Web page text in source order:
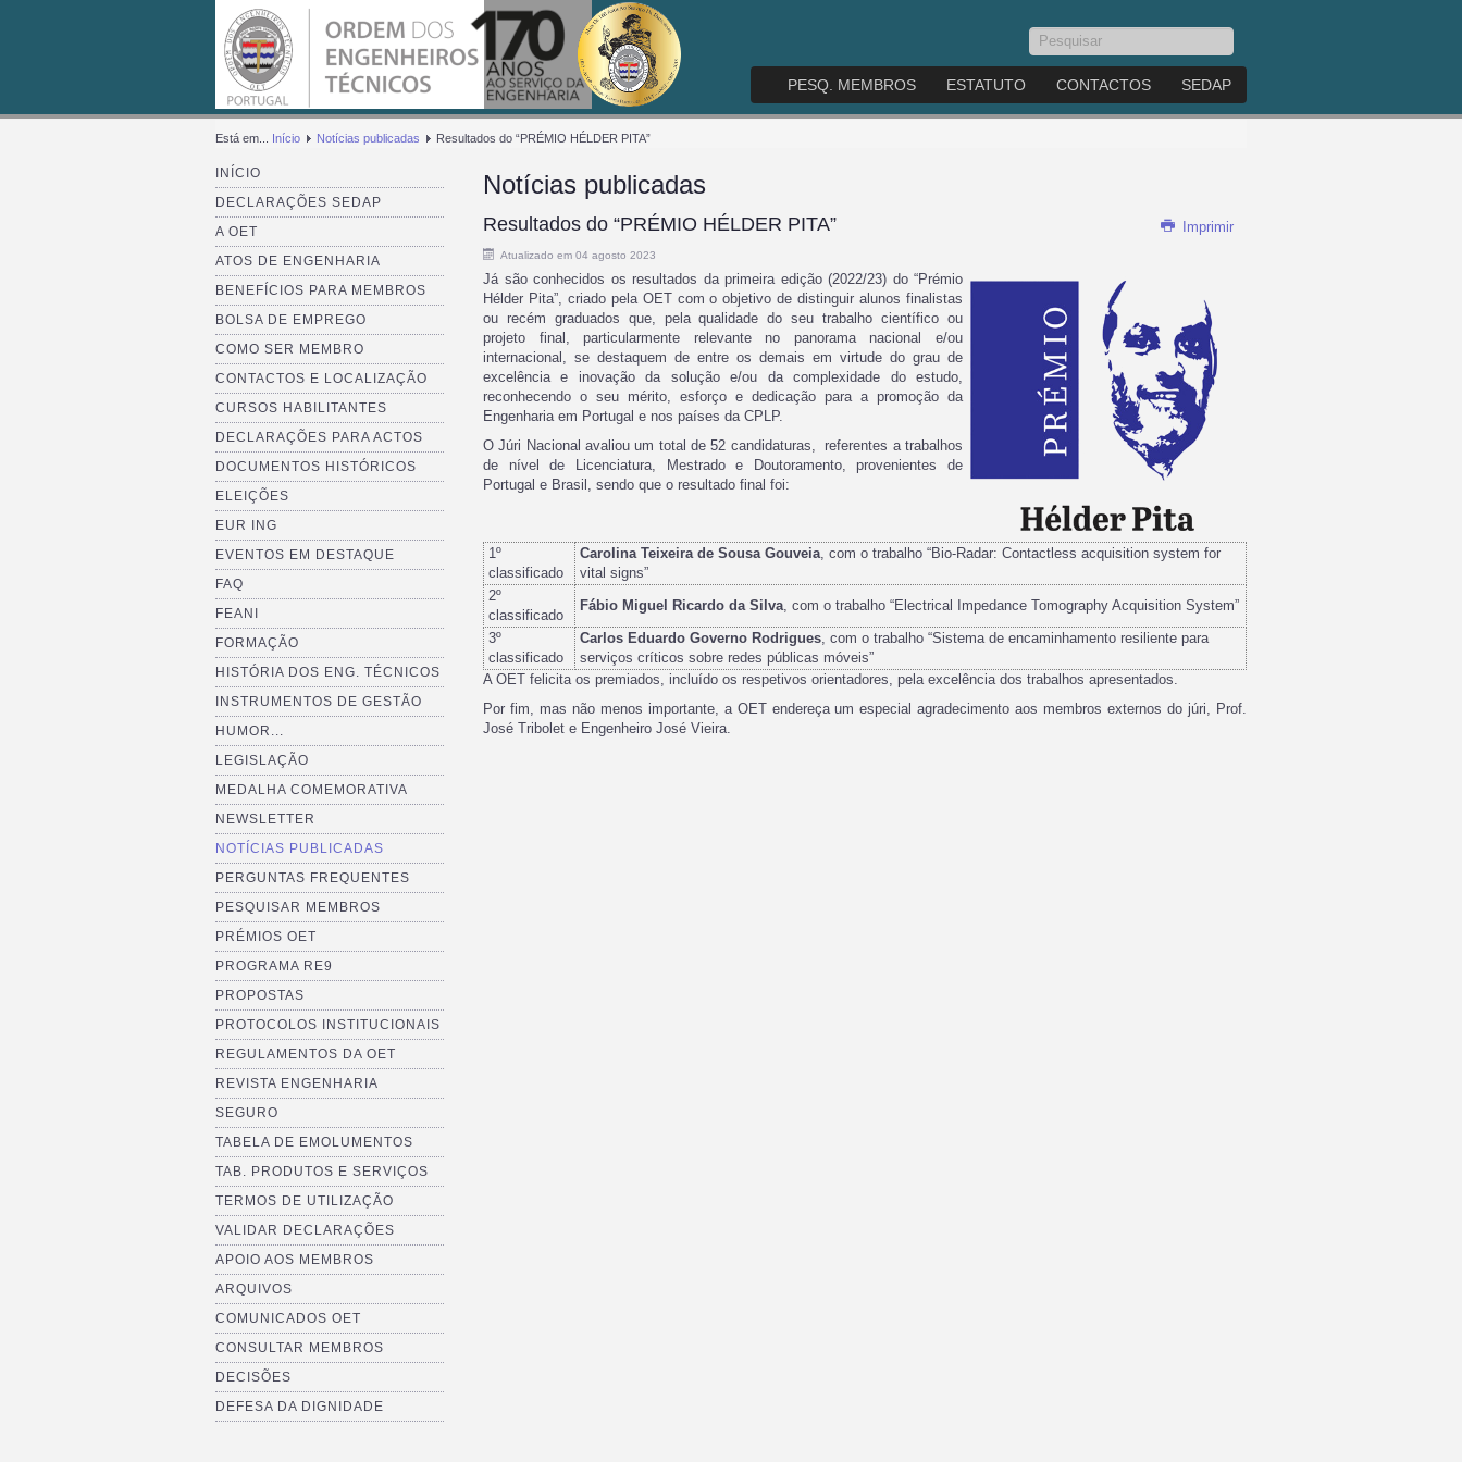
Pesquisar...
PESQ. MEMBROS ESTATUTO CONTACTOS SEDAP
Está em... Início Notícias publicadas Resultados do “PRÉMIO HÉLDER PITA”
INÍCIO
DECLARAÇÕES SEDAP
A OET
ATOS DE ENGENHARIA
BENEFÍCIOS PARA MEMBROS
BOLSA DE EMPREGO
COMO SER MEMBRO
CONTACTOS E LOCALIZAÇÃO
CURSOS HABILITANTES
DECLARAÇÕES PARA ACTOS
DOCUMENTOS HISTÓRICOS
ELEIÇÕES
EUR ING
EVENTOS EM DESTAQUE
FAQ
FEANI
FORMAÇÃO
HISTÓRIA DOS ENG. TÉCNICOS
INSTRUMENTOS DE GESTÃO
HUMOR...
LEGISLAÇÃO
MEDALHA COMEMORATIVA
NEWSLETTER
NOTÍCIAS PUBLICADAS
PERGUNTAS FREQUENTES
PESQUISAR MEMBROS
PRÉMIOS OET
PROGRAMA RE9
PROPOSTAS
PROTOCOLOS INSTITUCIONAIS
REGULAMENTOS DA OET
REVISTA ENGENHARIA
SEGURO
TABELA DE EMOLUMENTOS
TAB. PRODUTOS E SERVIÇOS
TERMOS DE UTILIZAÇÃO
VALIDAR DECLARAÇÕES
APOIO AOS MEMBROS
ARQUIVOS
COMUNICADOS OET
CONSULTAR MEMBROS
DECISÕES
DEFESA DA DIGNIDADE
Notícias publicadas
Imprimir
Resultados do “PRÉMIO HÉLDER PITA”
Atualizado em 04 agosto 2023
Já são conhecidos os resultados da primeira edição (2022/23) do “Prémio
Hélder Pita”, criado pela OET com o objetivo de distinguir alunos finalistas
ou recém graduados que, pela qualidade do seu trabalho científico ou
projeto final, particularmente relevante no panorama nacional e/ou
internacional, se destaquem de entre os demais em virtude do grau de
excelência e inovação da solução e/ou da complexidade do estudo,
reconhecendo o seu mérito, esforço e dedicação para a promoção da
Engenharia em Portugal e nos países da CPLP.
O Júri Nacional avaliou um total de 52 candidaturas, referentes a trabalhos
de nível de Licenciatura, Mestrado e Doutoramento, provenientes de
Portugal e Brasil, sendo que o resultado final foi:
1º
classificado
Carolina Teixeira de Sousa Gouveia , com o trabalho “Bio-Radar: Contactless acquisition system for
vital signs”
2º
classificado
Fábio Miguel Ricardo da Silva , com o trabalho “Electrical Impedance Tomography Acquisition System”
3º
classificado
Carlos Eduardo Governo Rodrigues , com o trabalho “Sistema de encaminhamento resiliente para
serviços críticos sobre redes públicas móveis”
A OET felicita os premiados, incluído os respetivos orientadores, pela excelência dos trabalhos apresentados.
Por fim, mas não menos importante, a OET endereça um especial agradecimento aos membros externos do júri, Prof.
José Tribolet e Engenheiro José Vieira.